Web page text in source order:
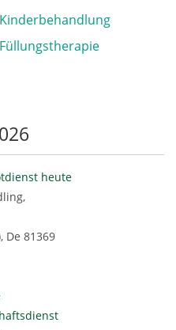
Kinderbehandlung
Füllungstherapie
heute
, De 81369